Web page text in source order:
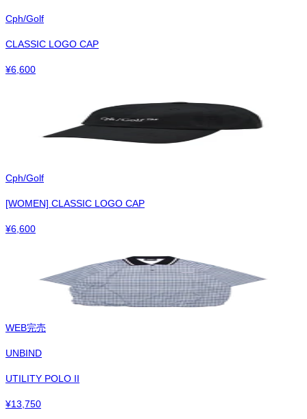
Cph/Golf
CLASSIC LOGO CAP
¥6,600
Cph/Golf
[WOMEN] CLASSIC LOGO CAP
¥6,600
WEB完売
UNBIND
UTILITY POLO II
¥13,750